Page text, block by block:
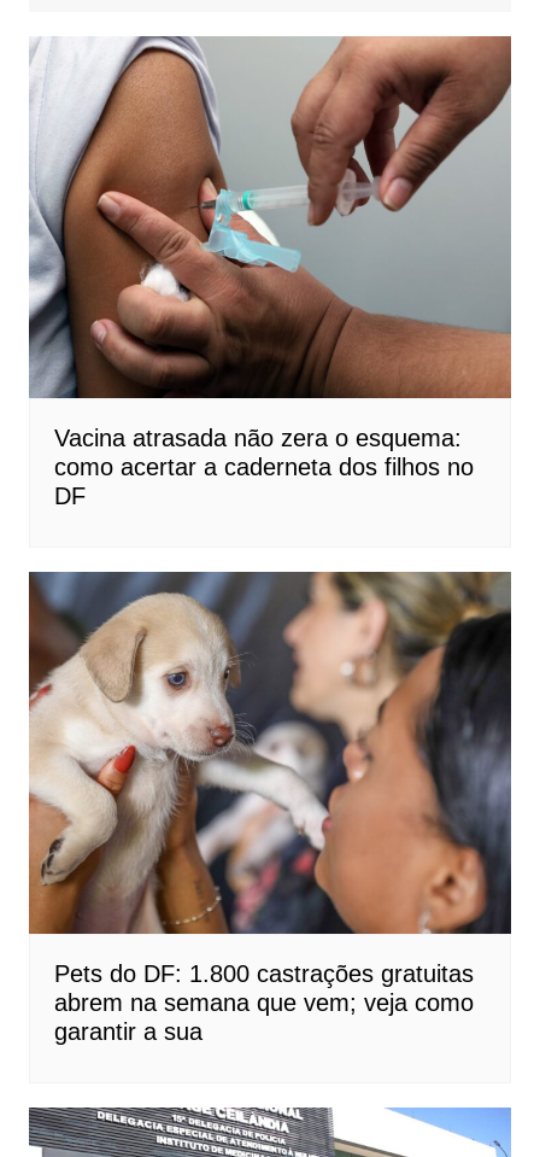
Vacina atrasada não zera o esquema:
como acertar a caderneta dos filhos no
DF
Pets do DF: 1.800 castrações gratuitas
abrem na semana que vem; veja como
garantir a sua